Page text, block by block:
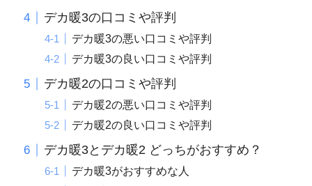
デカ暖3の口コミや評判
デカ暖3の悪い口コミや評判
デカ暖3の良い口コミや評判
デカ暖2の口コミや評判
デカ暖2の悪い口コミや評判
デカ暖2の良い口コミや評判
デカ暖3とデカ暖2 どっちがおすすめ？
デカ暖3がおすすめな人